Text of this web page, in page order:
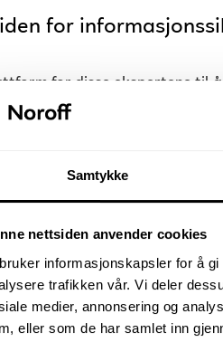
Samtykke
nettsiden anvender cookies
informasjonskapsler for å
trafikken vår. Vi deler
medier, annonsering og
eller som de har samlet inn
for
for disse ekspertene til
og cybersikkerhet.
eksponentielle veksten av
fortsetter å trenge inn i
bare bli stadig viktigere
den kritiske rollen
direktør for CRICS,
teknologien blir mer